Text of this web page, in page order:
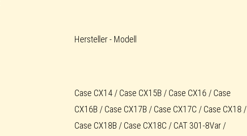
Hersteller - Modell
Case CX14 / Case CX15B / Case CX16 / Case
CX16B / Case CX17B / Case CX17C / Case CX18 /
Case CX18B / Case CX18C / CAT 301-8Var /